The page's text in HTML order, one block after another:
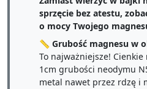
sprzęcie bez atestu,
o mocy Twojego
📏 Grubość magnesu w
To najważniejsze! Cienkie
1cm grubości neodymu
metal nawet przez rdzę i